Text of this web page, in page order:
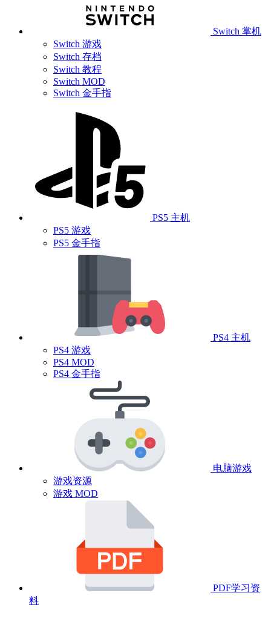
Switch 掌机
Switch 游戏
Switch 存档
Switch 教程
Switch MOD
Switch 金手指
PS5 主机
PS5 游戏
PS5 金手指
PS4 主机
PS4 游戏
PS4 MOD
PS4 金手指
电脑游戏
游戏资源
游戏 MOD
PDF学习资
料